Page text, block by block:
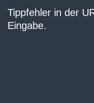
Tippfehler in der
Eingabe.